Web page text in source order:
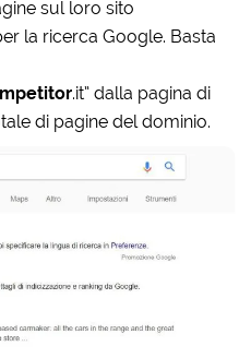
sul loro sito
la ricerca Google. Basta
.it” dalla pagina di
di pagine del dominio.